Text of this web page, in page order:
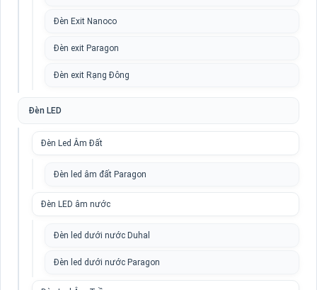
Đèn Exit Nanoco
Đèn exit Paragon
Đèn exit Rạng Đông
Đèn LED
Đèn Led Âm Đất
Đèn led âm đất Paragon
Đèn LED âm nước
Đèn led dưới nước Duhal
Đèn led dưới nước Paragon